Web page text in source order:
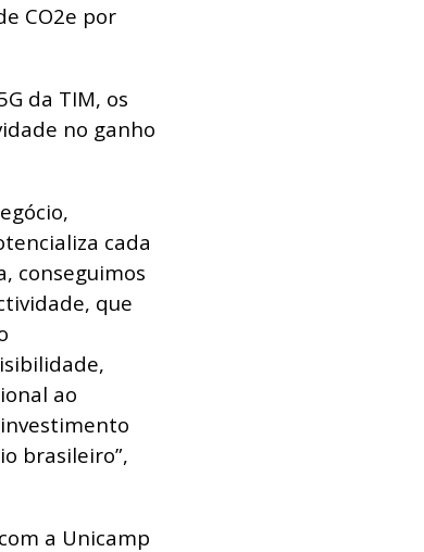
CO2e por
da TIM, os
no ganho
cada
conseguimos
que
ao
brasileiro”,
a Unicamp